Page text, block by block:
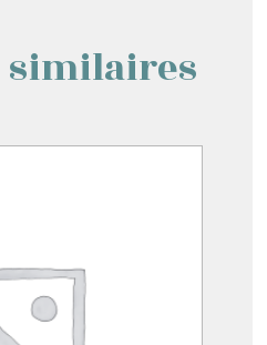
similaires